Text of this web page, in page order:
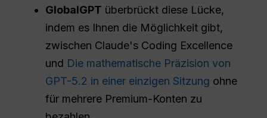
GlobalGPT überbrückt diese Lücke,
indem es Ihnen die Möglichkeit gibt,
zwischen Claude's Coding Excellence
und Die mathematische Präzision von
GPT-5.2 in einer einzigen Sitzung ohne
für mehrere Premium-Konten zu